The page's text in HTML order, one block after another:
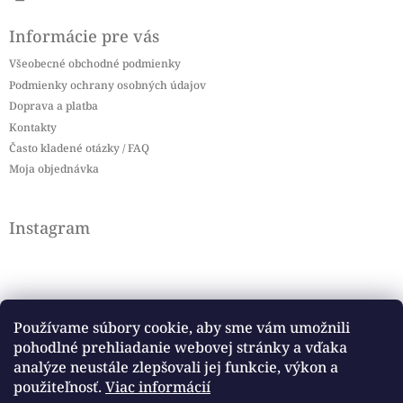
Používame súbory cookie, aby sme vám umožnili
pohodlné prehliadanie webovej stránky a vďaka
analýze neustále zlepšovali jej funkcie, výkon a
použiteľnosť. Viac informácií
Informácie pre vás
Všeobecné obchodné podmienky
Podmienky ochrany osobných údajov
Doprava a platba
Kontakty
Často kladené otázky / FAQ
Moja objednávka
Instagram
Sledovať na Instagrame